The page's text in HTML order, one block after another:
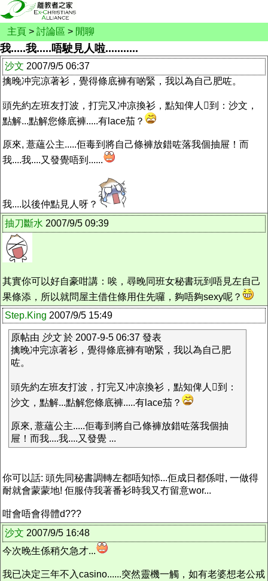
主頁 > 討論區 > 閒聊
我.....我.....唔駛見人啦...........
沙文 2007/9/5 06:37
擒晚冲完凉著衫，覺得條底褲有啲緊，我以為自己肥咗。
頭先約左班友打波，打完又冲凉換衫，點知俾人到：沙文，
點解...點解您條底褲.....有lace茄？
原來, 薏蘊公主.....佢毒到將自己條褲放錯咗落我個抽屉！而
我....我....又發覺唔到......
我....以後仲點見人呀？
抽刀斷水 2007/9/5 09:39
其實你可以好自豪咁講：唉，尋晚同班女秘書玩到唔見左自己
果條添，所以就問屋主借住條用住先囉，夠唔夠sexy呢？
Step.King 2007/9/5 15:49
原帖由 沙文於 2007-9-5 06:37 發表
擒晚冲完凉著衫，覺得條底褲有啲緊，我以為自己肥
咗。
頭先約左班友打波，打完又冲凉換衫，點知俾人到：
沙文，點解...點解您條底褲.....有lace茄？
原來, 薏蘊公主.....佢毒到將自己條褲放錯咗落我個抽
屉！而我....我....又發覺 ...
你可以話: 頭先同秘書調轉左都唔知悿...佢成日都係咁, 一做得
耐就會蒙蒙地! 佢服侍我著番衫時我又冇留意wor...
咁會唔會得體d???
沙文 2007/9/5 16:48
今次晚生係稍欠急才...
我已决定三年不入casino......突然靈機一觸，如有老婆想老公戒